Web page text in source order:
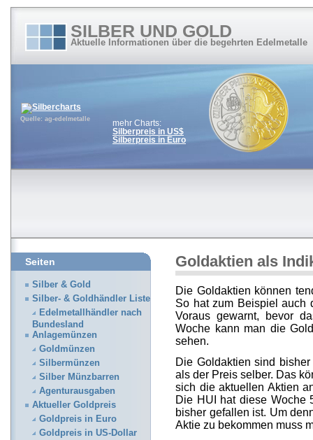
SILBER UND GOLD
Aktuelle Informationen über die begehrten Edelmetalle
Quelle: ag-edelmetalle
mehr Charts:
Silberpreis in US$
Silberpreis in Euro
Goldaktien als
Die Goldaktien können
So hat zum Beispiel auch
Voraus gewarnt, bevor
Woche kann man die
sehen.
Die Goldaktien sind
als der Preis selber. Das
sich die aktuellen Aktien
Die HUI hat diese Woche
bisher gefallen ist. Um
Aktie zu bekommen muss
Seiten
Silber & Gold
Silber- & Goldhändler Liste
Edelmetallhändler nach
Bundesland
Anlagemünzen
Goldmünzen
Silbermünzen
Silber Münzbarren
Agenturausgaben
Aktueller Goldpreis
Goldpreis in Euro
Goldpreis in US-Dollar